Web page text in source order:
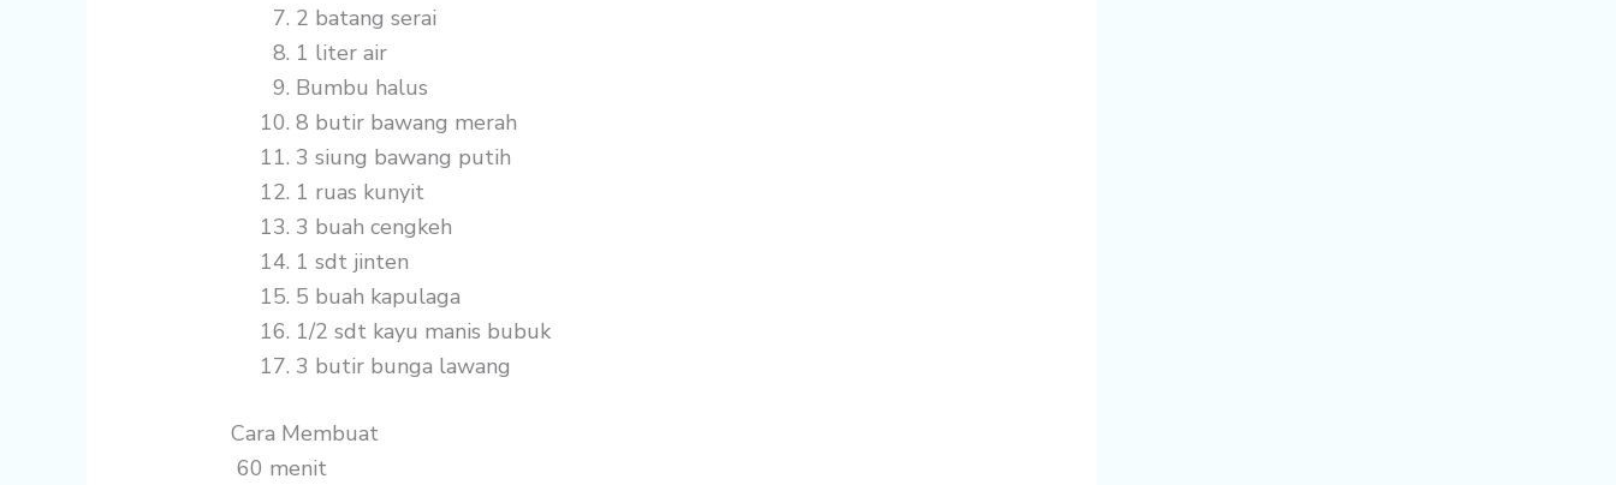
2 batang serai
1 liter air
Bumbu halus
8 butir bawang merah
3 siung bawang putih
1 ruas kunyit
3 buah cengkeh
1 sdt jinten
5 buah kapulaga
1/2 sdt kayu manis bubuk
3 butir bunga lawang
Cara Membuat
60 menit